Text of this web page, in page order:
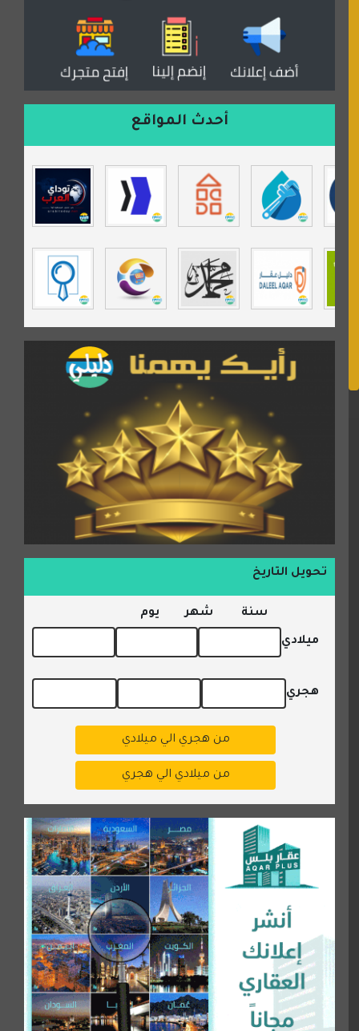
منتدى عدلات
موقع مداد الإسلامي
ورشة زهرة لورا للحدادة
موقع حراج خدمة
تي في قران
موسوعة نور الرحمن
مندى غرام
مردة سوفت
السبيل
أحدث المواقع
تحويل التاريخ
سنة شهر يوم
ميلادي
هجري
من هجري الي ميلادي
من ميلادي الي هجري